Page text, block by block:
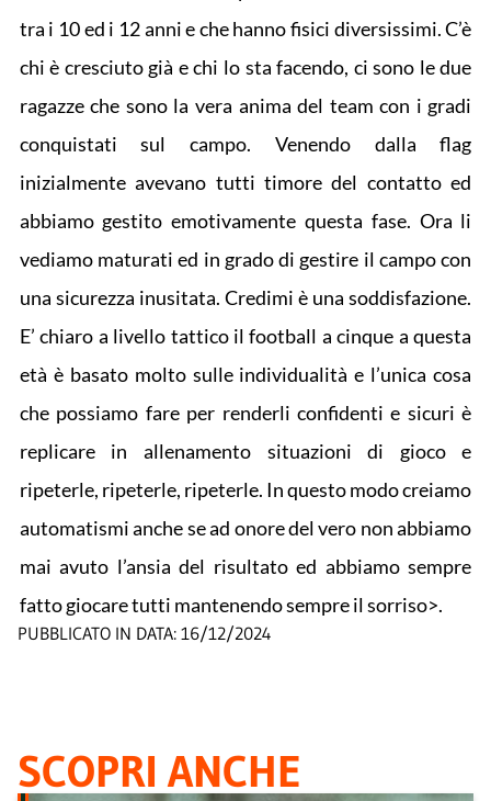
tra i 10 ed i 12 anni e che hanno fisici diversissimi. C’è
chi è cresciuto già e chi lo sta facendo, ci sono le due
ragazze che sono la vera anima del team con i gradi
conquistati sul campo. Venendo dalla flag
inizialmente avevano tutti timore del contatto ed
abbiamo gestito emotivamente questa fase. Ora li
vediamo maturati ed in grado di gestire il campo con
una sicurezza inusitata. Credimi è una soddisfazione.
E’ chiaro a livello tattico il football a cinque a questa
età è basato molto sulle individualità e l’unica cosa
che possiamo fare per renderli confidenti e sicuri è
replicare in allenamento situazioni di gioco e
ripeterle, ripeterle, ripeterle. In questo modo creiamo
automatismi anche se ad onore del vero non abbiamo
mai avuto l’ansia del risultato ed abbiamo sempre
fatto giocare tutti mantenendo sempre il sorriso>.
PUBBLICATO IN DATA: 16/12/2024
SCOPRI ANCHE